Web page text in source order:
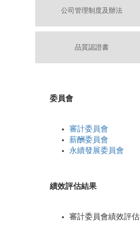
公司管理制度及辦法
品質認證書
委員會
審計委員會
薪酬委員會
永續發展委員會
績效評估結果
審計委員會績效評估